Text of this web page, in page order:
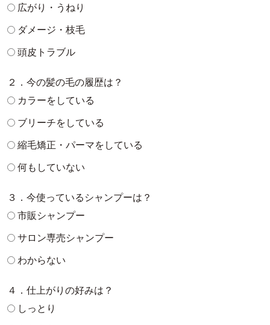
広がり・うねり
ダメージ・枝毛
頭皮トラブル
２．今の髪の毛の履歴は？
カラーをしている
ブリーチをしている
縮毛矯正・パーマをしている
何もしていない
３．今使っているシャンプーは？
市販シャンプー
サロン専売シャンプー
わからない
４．仕上がりの好みは？
しっとり